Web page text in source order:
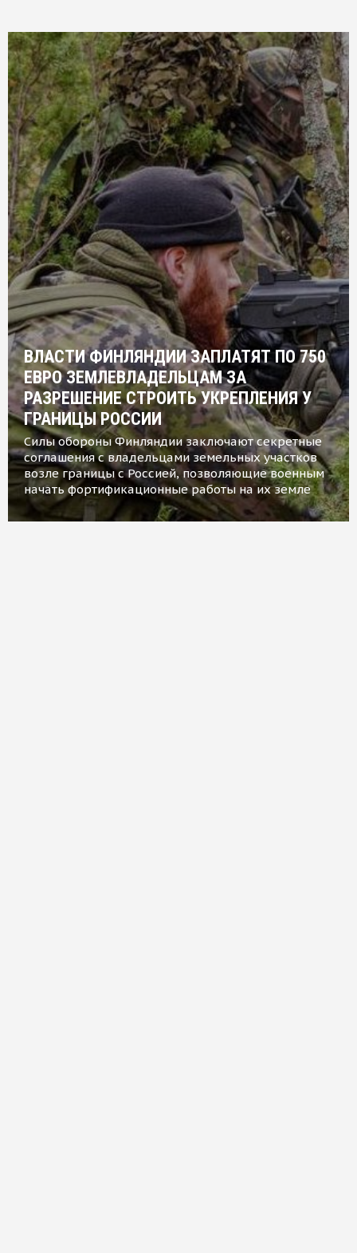
ВЛАСТИ ФИНЛЯНДИИ ЗАПЛАТЯТ ПО 750
ЕВРО ЗЕМЛЕВЛАДЕЛЬЦАМ ЗА
РАЗРЕШЕНИЕ СТРОИТЬ УКРЕПЛЕНИЯ У
ГРАНИЦЫ РОССИИ
Силы обороны Финляндии заключают секретные
соглашения с владельцами земельных участков
возле границы с Россией, позволяющие военным
начать фортификационные работы на их земле